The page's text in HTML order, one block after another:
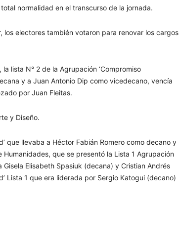
normalidad en el transcurso de la jornada.
electores también votaron para renovar los cargos
lista N° 2 de la Agrupación ‘Compromiso
y a Juan Antonio Dip como vicedecano, vencía
por Juan Fleitas.
y Diseño.
que llevaba a Héctor Fabián Romero como decano y
que se presentó la Lista 1 Agrupación
Elisabeth Spasiuk (decana) y Cristian Andrés
Lista 1 que era liderada por Sergio Katogui (decano)